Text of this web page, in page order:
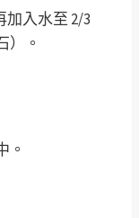
加入水至 2/3
）。
。